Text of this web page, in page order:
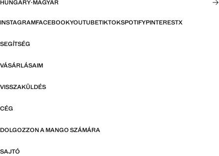
HUNGARY·MAGYAR
INSTAGRAMFACEBOOKYOUTUBETIKTOKSPOTIFYPINTERESTX
SEGÍTSÉG
VÁSÁRLÁSAIM
VISSZAKÜLDÉS
CÉG
DOLGOZZON A MANGO SZÁMÁRA
SAJTÓ